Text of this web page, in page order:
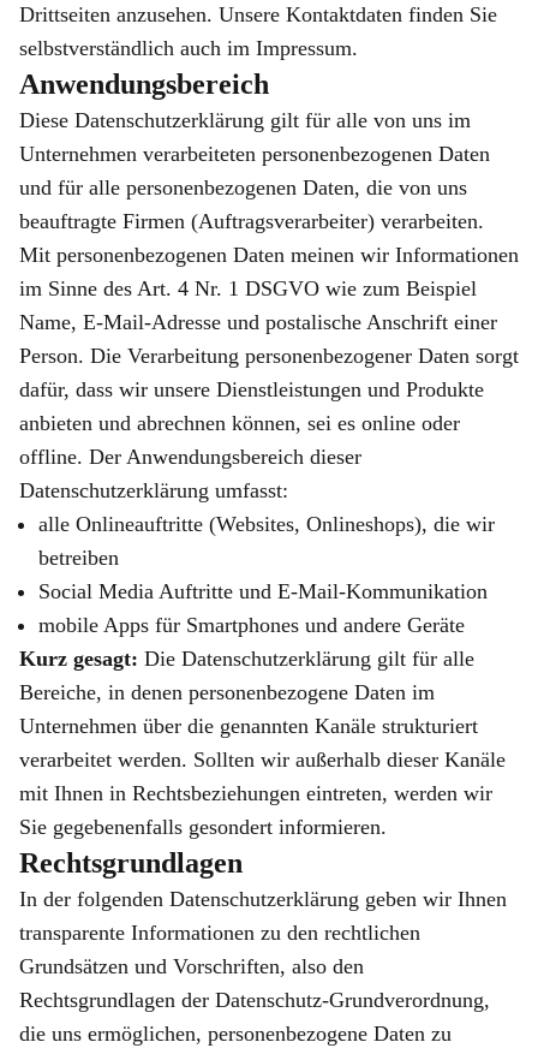
Drittseiten anzusehen. Unsere Kontaktdaten finden Sie
selbstverständlich auch im Impressum.
Anwendungsbereich
Diese Datenschutzerklärung gilt für alle von uns im
Unternehmen verarbeiteten personenbezogenen Daten
und für alle personenbezogenen Daten, die von uns
beauftragte Firmen (Auftragsverarbeiter) verarbeiten.
Mit personenbezogenen Daten meinen wir Informationen
im Sinne des Art. 4 Nr. 1 DSGVO wie zum Beispiel
Name, E-Mail-Adresse und postalische Anschrift einer
Person. Die Verarbeitung personenbezogener Daten sorgt
dafür, dass wir unsere Dienstleistungen und Produkte
anbieten und abrechnen können, sei es online oder
offline. Der Anwendungsbereich dieser
Datenschutzerklärung umfasst:
alle Onlineauftritte (Websites, Onlineshops), die wir
betreiben
Social Media Auftritte und E-Mail-Kommunikation
mobile Apps für Smartphones und andere Geräte
Kurz gesagt: Die Datenschutzerklärung gilt für alle
Bereiche, in denen personenbezogene Daten im
Unternehmen über die genannten Kanäle strukturiert
verarbeitet werden. Sollten wir außerhalb dieser Kanäle
mit Ihnen in Rechtsbeziehungen eintreten, werden wir
Sie gegebenenfalls gesondert informieren.
Rechtsgrundlagen
In der folgenden Datenschutzerklärung geben wir Ihnen
transparente Informationen zu den rechtlichen
Grundsätzen und Vorschriften, also den
Rechtsgrundlagen der Datenschutz-Grundverordnung,
die uns ermöglichen, personenbezogene Daten zu